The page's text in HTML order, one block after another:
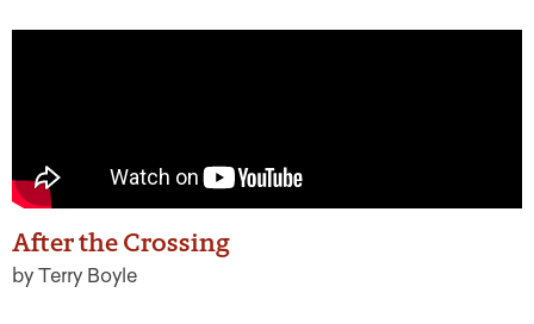
After the Crossing
by Terry Boyle